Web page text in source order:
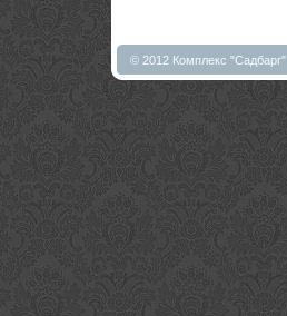
© 2012 Комплекс "Садбарг"